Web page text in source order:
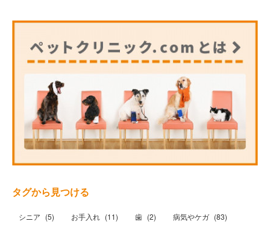
タグから見つける
シニア (5) お手入れ (11) 歯 (2) 病気やケガ (83)